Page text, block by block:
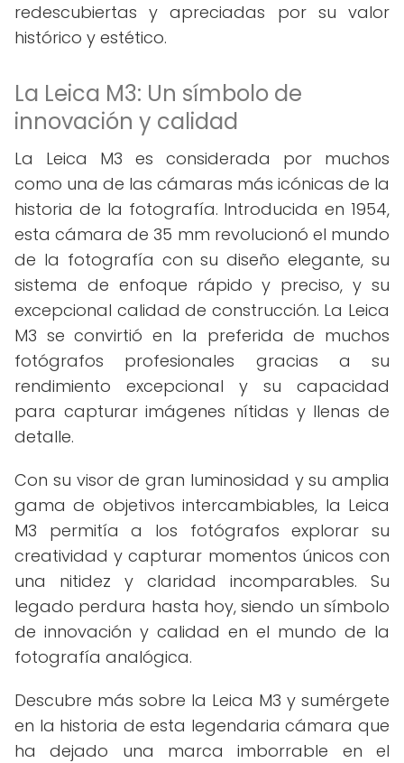
redescubiertas y apreciadas por su valor
histórico y estético.
La Leica M3: Un símbolo de
innovación y calidad
La Leica M3 es considerada por muchos
como una de las cámaras más icónicas de la
historia de la fotografía. Introducida en 1954,
esta cámara de 35 mm revolucionó el mundo
de la fotografía con su diseño elegante, su
sistema de enfoque rápido y preciso, y su
excepcional calidad de construcción. La Leica
M3 se convirtió en la preferida de muchos
fotógrafos profesionales gracias a su
rendimiento excepcional y su capacidad
para capturar imágenes nítidas y llenas de
detalle.
Con su visor de gran luminosidad y su amplia
gama de objetivos intercambiables, la Leica
M3 permitía a los fotógrafos explorar su
creatividad y capturar momentos únicos con
una nitidez y claridad incomparables. Su
legado perdura hasta hoy, siendo un símbolo
de innovación y calidad en el mundo de la
fotografía analógica.
Descubre más sobre la Leica M3 y sumérgete
en la historia de esta legendaria cámara que
ha dejado una marca imborrable en el